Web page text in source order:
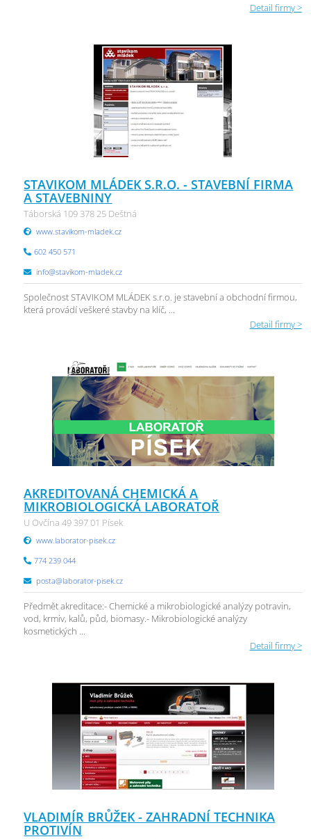
Detail firmy >
STAVIKOM MLÁDEK S.R.O. - STAVEBNÍ FIRMA
A STAVEBNINY
Táborská 109 378 25 Deštná
www.stavikom-mladek.cz
602 450 571
info@stavikom-mladek.cz
Společnost STAVIKOM MLÁDEK s.r.o. je stavební a obchodní firmou,
která provádí veškeré stavby na klíč, ...
Detail firmy >
AKREDITOVANÁ CHEMICKÁ A
MIKROBIOLOGICKÁ LABORATOŘ
U Ovčína 49 397 01 Písek
www.laborator-pisek.cz
774 239 044
posta@laborator-pisek.cz
Předmět akreditace:- Chemické a mikrobiologické analýzy potravin,
vod, krmiv, kalů, půd, biomasy.- Mikrobiologické analýzy
kosmetických ...
Detail firmy >
VLADIMÍR BRŮŽEK - ZAHRADNÍ TECHNIKA
PROTIVÍN